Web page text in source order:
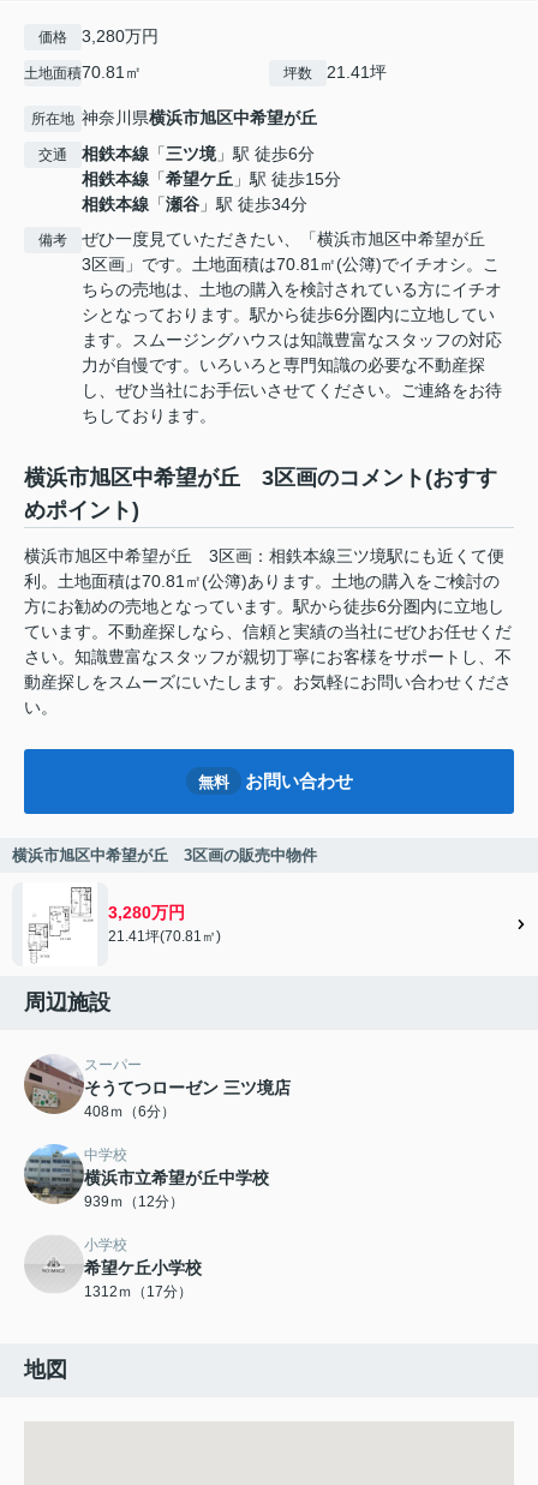
価格 3,280万円
土地面積70.81㎡ 坪数 21.41坪
所在地 神奈川県横浜市旭区中希望が丘
交通 相鉄本線 「三ツ境」駅 徒歩6分
相鉄本線 「希望ケ丘 」駅 徒歩15分
相鉄本線 「瀬谷 」駅 徒歩34分
備考
ぜひ一度見ていただきたい、「横浜市旭区中希望が丘
3区画」です。土地面積は70.81㎡(公簿)でイチオシ。こ
ちらの売地は、土地の購入を検討されている方にイチオ
シとなっております。駅から徒歩6分圏内に立地してい
ます。スムージングハウスは知識豊富なスタッフの対応
力が自慢です。いろいろと専門知識の必要な不動産探
し、ぜひ当社にお手伝いさせてください。ご連絡をお待
ちしております。
横浜市旭区中希望が丘 3区画のコメント(おすす
めポイント)
横浜市旭区中希望が丘 3区画：相鉄本線三ツ境駅にも近くて便
利。土地面積は70.81㎡(公簿)あります。土地の購入をご検討の
方にお勧めの売地となっています。駅から徒歩6分圏内に立地し
ています。不動産探しなら、信頼と実績の当社にぜひお任せくだ
さい。知識豊富なスタッフが親切丁寧にお客様をサポートし、不
動産探しをスムーズにいたします。お気軽にお問い合わせくださ
い。
無料 お問い合わせ
横浜市旭区中希望が丘 3区画の販売中物件
3,280万円
21.41坪(70.81㎡)
周辺施設
スーパー
そうてつローゼン 三ツ境店
408ｍ（6分）
中学校
横浜市立希望が丘中学校
939ｍ（12分）
小学校
希望ケ丘小学校
1312ｍ（17分）
地図